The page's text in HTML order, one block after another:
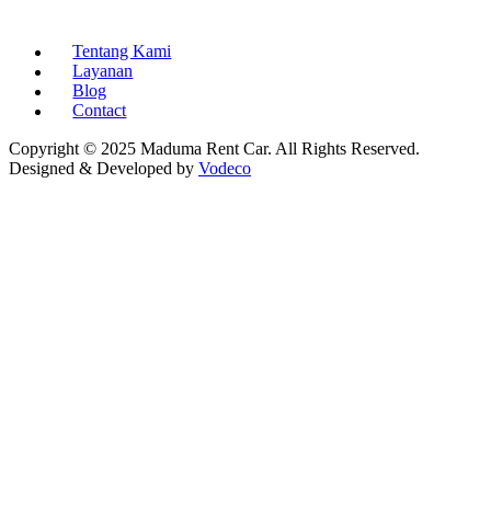
Tentang Kami
Layanan
Blog
Contact
Copyright © 2025 Maduma Rent Car. All Rights Reserved.
Designed & Developed by Vodeco